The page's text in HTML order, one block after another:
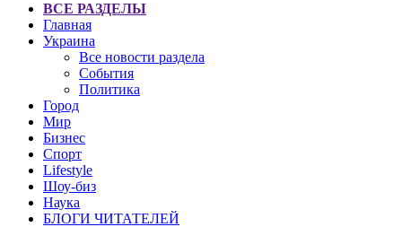
ВСЕ РАЗДЕЛЫ
Главная
Украина
Все новости раздела
События
Политика
Город
Мир
Бизнес
Спорт
Lifestyle
Шоу-биз
Наука
БЛОГИ ЧИТАТЕЛЕЙ